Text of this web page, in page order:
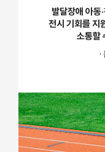
발달장애 아동
전시 기회를 지
소통할